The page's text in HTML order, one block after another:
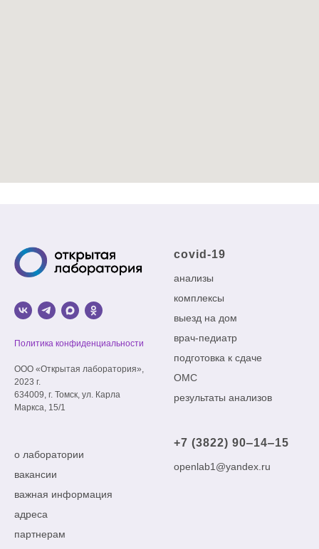
Политика конфиденциальности
ООО «Открытая лаборатория»,
2023 г.
634009, г. Томск, ул. Карла
Маркса, 15/1
covid-19
анализы
комплексы
выезд на дом
врач-педиатр
подготовка к сдаче
ОМС
результаты анализов
о лаборатории
вакансии
важная информация
адреса
партнерам
+7 (3822) 90‒14‒15
openlab1@yandex.ru